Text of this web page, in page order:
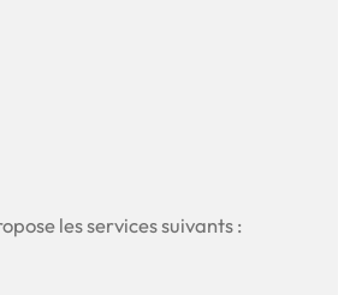
les services suivants :